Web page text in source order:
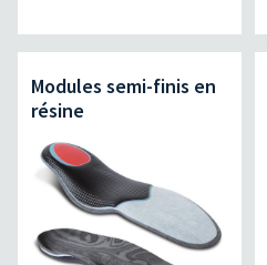
Modules semi-finis en
résine